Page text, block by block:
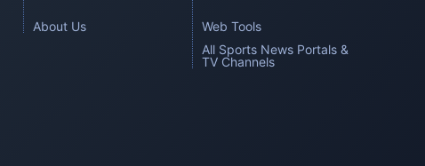
About Us
Web Tools
All Sports News Portals &
TV Channels